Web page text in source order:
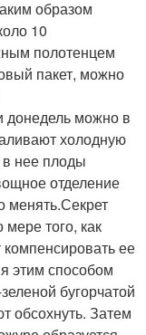
образом
10
полотенцем
пакет, можно
донедель можно в
холодную
в нее плоды
отделение
менять.Секрет
того, как
компенсировать ее
этим способом
бугорчатой
обсохнуть. Затем